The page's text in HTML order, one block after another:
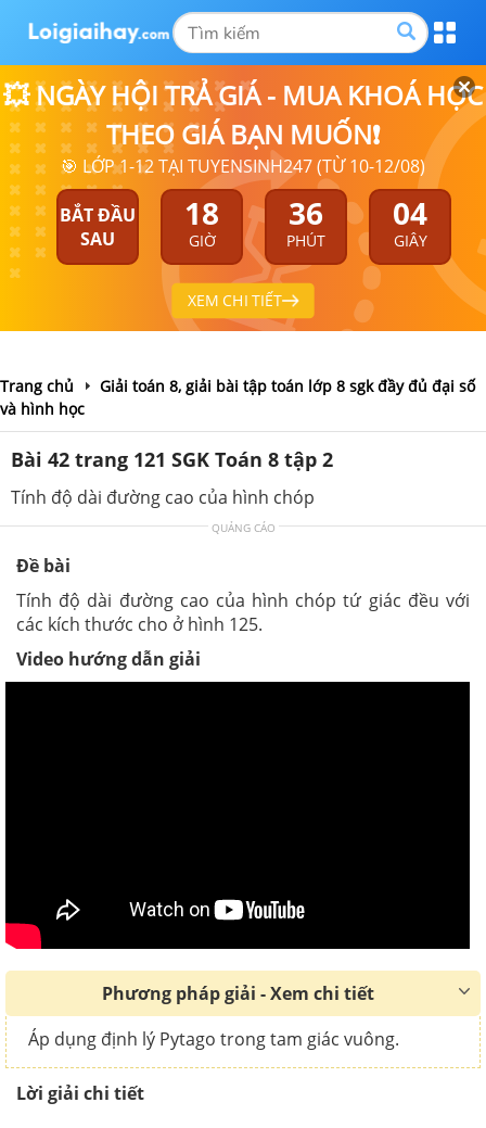
💥 NGÀY HỘI TRẢ GIÁ - MUA KHOÁ HỌC
THEO GIÁ BẠN MUỐN❗
🎯 LỚP 1-12 TẠI TUYENSINH247 (TỪ 10-12/08)
BẮT ĐẦU
SAU
18
GIỜ
36
PHÚT
04
GIÂY
XEM CHI TIẾT
Trang chủ
Giải toán 8, giải bài tập toán lớp 8 sgk đầy đủ đại số
và hình học
Bài 42 trang 121 SGK Toán 8 tập 2
Tính độ dài đường cao của hình chóp
QUẢNG CÁO
Đề bài
Tính độ dài đường cao của hình chóp tứ giác đều với
các kích thước cho ở hình 125.
Video hướng dẫn giải
Phương pháp giải - Xem chi tiết
Áp dụng định lý Pytago trong tam giác vuông.
Lời giải chi tiết